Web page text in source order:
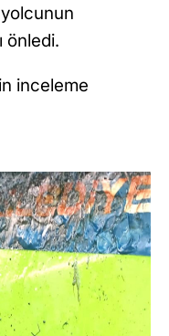
önledi.
inceleme